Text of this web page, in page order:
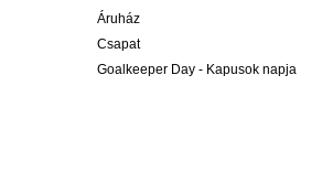
Áruház
Csapat
Goalkeeper Day - Kapusok napja